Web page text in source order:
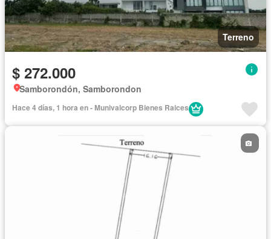
Terreno
$ 272.000
Samborondón, Samborondon
Hace 4 días, 1 hora en - Munivalcorp Bienes Raices